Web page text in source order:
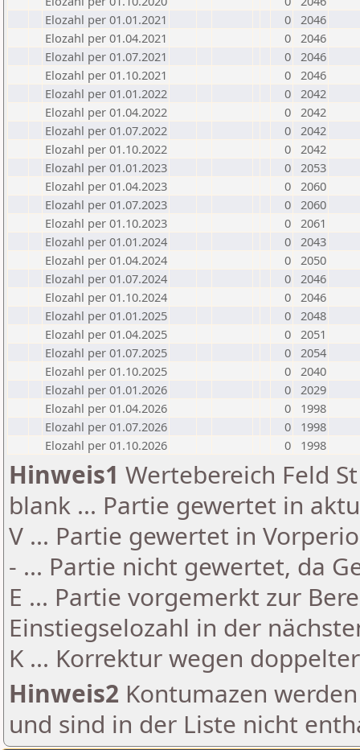
Elozahl per 01.01.2021
0 2046
Elozahl per 01.04.2021
0 2046
Elozahl per 01.07.2021
0 2046
Elozahl per 01.10.2021
0 2046
Elozahl per 01.01.2022
0 2042
Elozahl per 01.04.2022
0 2042
Elozahl per 01.07.2022
0 2042
Elozahl per 01.10.2022
0 2042
Elozahl per 01.01.2023
0 2053
Elozahl per 01.04.2023
0 2060
Elozahl per 01.07.2023
0 2060
Elozahl per 01.10.2023
0 2061
Elozahl per 01.01.2024
0 2043
Elozahl per 01.04.2024
0 2050
Elozahl per 01.07.2024
0 2046
Elozahl per 01.10.2024
0 2046
Elozahl per 01.01.2025
0 2048
Elozahl per 01.04.2025
0 2051
Elozahl per 01.07.2025
0 2054
Elozahl per 01.10.2025
0 2040
Elozahl per 01.01.2026
0 2029
Elozahl per 01.04.2026
0
1998
Elozahl per 01.07.2026
0
1998
Elozahl per 01.10.2026
0 1998
Hinweis1 Wertebereich Feld
blank ... Partie gewertet in
V ... Partie gewertet in
- ... Partie nicht gewertet, da
E ... Partie vorgemerkt zur
Einstiegselozahl in der
K ... Korrektur wegen
Hinweis2 Kontumazen
und sind in der Liste nicht